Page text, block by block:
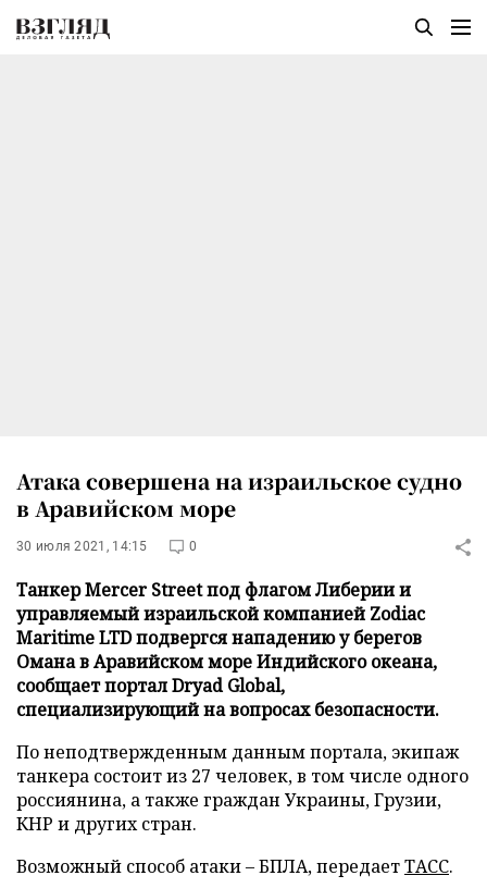
Атака совершена на израильское судно
в Аравийском море
30 июля 2021, 14:15 0
Танкер Mercer Street под флагом Либерии и
управляемый израильской компанией Zodiac
Maritime LTD подвергся нападению у берегов
Омана в Аравийском море Индийского океана,
сообщает портал Dryad Global,
специализирующий на вопросах безопасности.
По неподтвержденным данным портала, экипаж
танкера состоит из 27 человек, в том числе одного
россиянина, а также граждан Украины, Грузии,
КНР и других стран.
Возможный способ атаки – БПЛА, передаетТАСС.